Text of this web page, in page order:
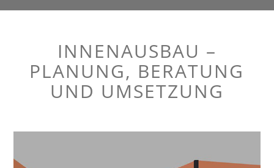
INNENAUSBAU –
PLANUNG, BERATUNG
UND UMSETZUNG